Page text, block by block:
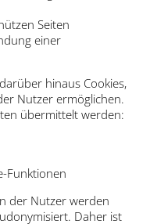
Seiten
einer
hinaus Cookies,
Nutzer ermöglichen.
übermittelt werden:
Funktionen
der Nutzer werden
Daher ist